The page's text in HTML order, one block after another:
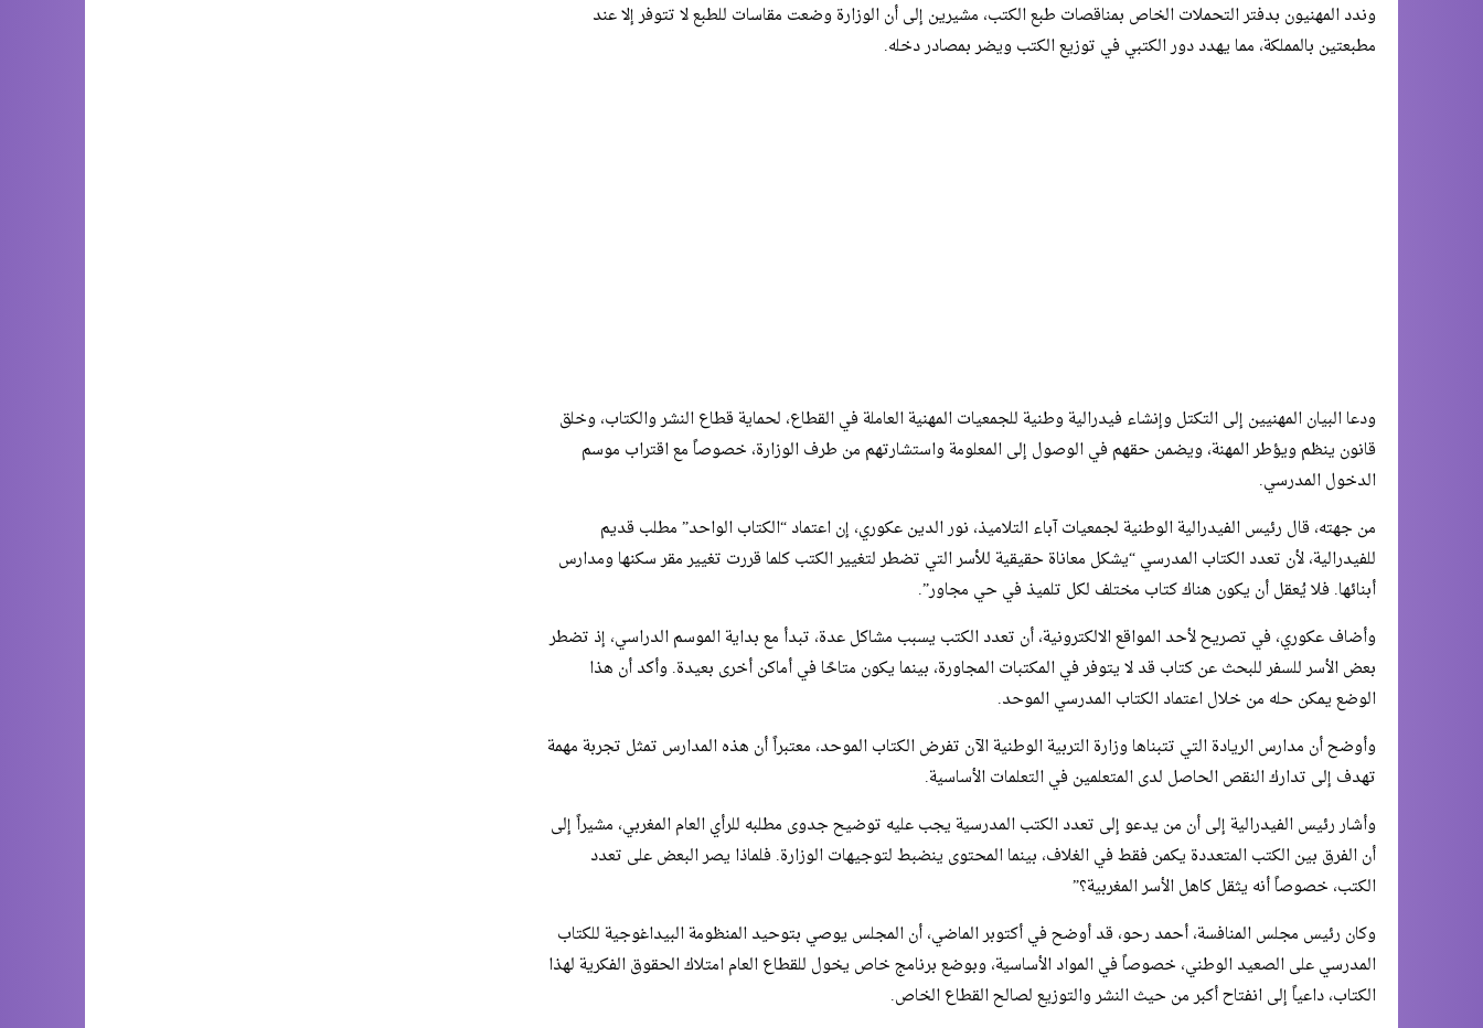
وندد المهنيون بدفتر التحملات الخاص بمناقصات طبع الكتب، مشيرين إلى أن الوزارة وضعت مقاسات للطبع لا تتوفر إلا عند
مطبعتين بالمملكة، مما يهدد دور الكتبي في توزيع الكتب ويضر بمصادر دخله.
ودعا البيان المهنيين إلى التكتل وإنشاء فيدرالية وطنية للجمعيات المهنية العاملة في القطاع، لحماية قطاع النشر والكتاب، وخلق
قانون ينظم ويؤطر المهنة، ويضمن حقهم في الوصول إلى المعلومة واستشارتهم من طرف الوزارة، خصوصاً مع اقتراب موسم
الدخول المدرسي.
من جهته، قال رئيس الفيدرالية الوطنية لجمعيات آباء التلاميذ، نور الدين عكوري، إن اعتماد “الكتاب الواحد” مطلب قديم
للفيدرالية، لأن تعدد الكتاب المدرسي “يشكل معاناة حقيقية للأسر التي تضطر لتغيير الكتب كلما قررت تغيير مقر سكنها ومدارس
أبنائها. فلا يُعقل أن يكون هناك كتاب مختلف لكل تلميذ في حي مجاور”.
وأضاف عكوري، في تصريح لأحد المواقع الالكترونية، أن تعدد الكتب يسبب مشاكل عدة، تبدأ مع بداية الموسم الدراسي، إذ تضطر
بعض الأسر للسفر للبحث عن كتاب قد لا يتوفر في المكتبات المجاورة، بينما يكون متاحًا في أماكن أخرى بعيدة. وأكد أن هذا
الوضع يمكن حله من خلال اعتماد الكتاب المدرسي الموحد.
وأوضح أن مدارس الريادة التي تتبناها وزارة التربية الوطنية الآن تفرض الكتاب الموحد، معتبراً أن هذه المدارس تمثل تجربة مهمة
تهدف إلى تدارك النقص الحاصل لدى المتعلمين في التعلمات الأساسية.
وأشار رئيس الفيدرالية إلى أن من يدعو إلى تعدد الكتب المدرسية يجب عليه توضيح جدوى مطلبه للرأي العام المغربي، مشيراً إلى
أن الفرق بين الكتب المتعددة يكمن فقط في الغلاف، بينما المحتوى ينضبط لتوجيهات الوزارة. فلماذا يصر البعض على تعدد
الكتب، خصوصاً أنه يثقل كاهل الأسر المغربية؟”
وكان رئيس مجلس المنافسة، أحمد رحو، قد أوضح في أكتوبر الماضي، أن المجلس يوصي بتوحيد المنظومة البيداغوجية للكتاب
المدرسي على الصعيد الوطني، خصوصاً في المواد الأساسية، وبوضع برنامج خاص يخول للقطاع العام امتلاك الحقوق الفكرية لهذا
الكتاب، داعياً إلى انفتاح أكبر من حيث النشر والتوزيع لصالح القطاع الخاص.